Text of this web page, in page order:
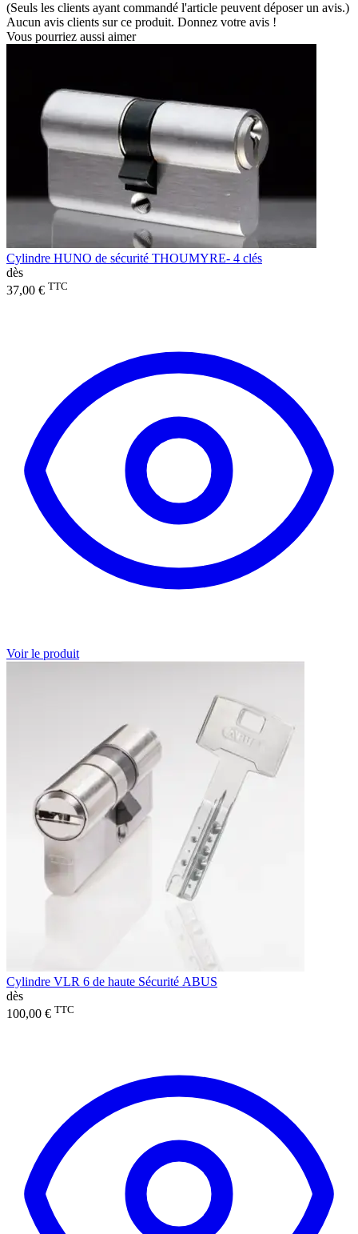
(Seuls les clients ayant commandé l'article peuvent déposer un avis.)
Aucun avis clients sur ce produit. Donnez votre avis !
Vous pourriez aussi aimer
Cylindre HUNO de sécurité THOUMYRE- 4 clés
dès
37,00 € TTC
Voir le produit
Cylindre VLR 6 de haute Sécurité ABUS
dès
100,00 € TTC